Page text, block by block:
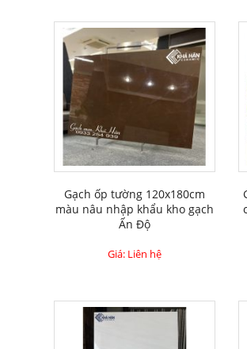
Gạch ốp tường 120x180cm
màu nâu nhập khẩu kho gạch
Ấn Độ
Giá: Liên hệ